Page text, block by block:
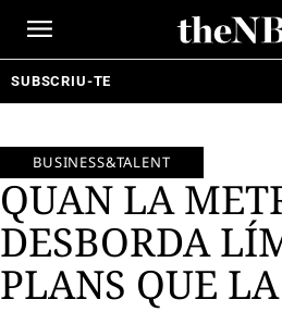
SUBSCRIU-TE
BUSINESS&TALENT
QUAN LA
DESBORDA
PLANS QUE